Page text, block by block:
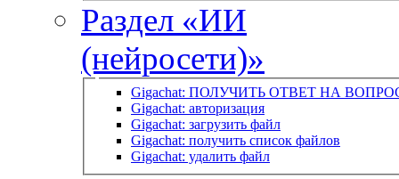
Раздел «ИИ
(нейросети)»
Gigachat: ПОЛУЧИТЬ ОТВЕТ НА
Gigachat: авторизация
Gigachat: загрузить файл
Gigachat: получить список файлов
Gigachat: удалить файл